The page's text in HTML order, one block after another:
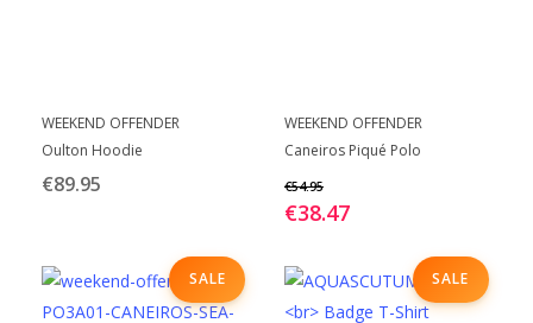
BEKIJK
product
meerdere
optie
WEEKEND OFFENDER
Oulton Hoodie
€89.95
BEKIJK
product
meerdere
variaties.
optie
WEEKEND OFFENDER
Caneiros Piqué Polo
€54.95
€38.47
SALE SALE